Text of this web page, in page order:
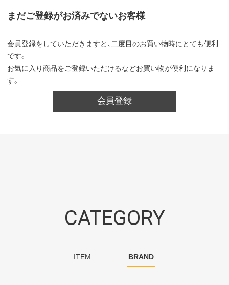
まだご登録がお済みでないお客様
会員登録をしていただきますと、二度目のお買い物時にとても便利
です。
お気に入り商品をご登録いただけるなどお買い物が便利になりま
す。
会員登録
CATEGORY
ITEM BRAND